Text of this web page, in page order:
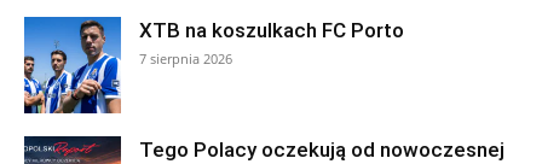
XTB na koszulkach FC Porto
7 sierpnia 2026
Tego Polacy oczekują od nowoczesnej